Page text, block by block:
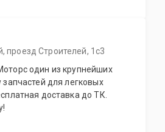
проезд Строителей, 1с3
один из крупнейших
для легковых
доставка до ТК.